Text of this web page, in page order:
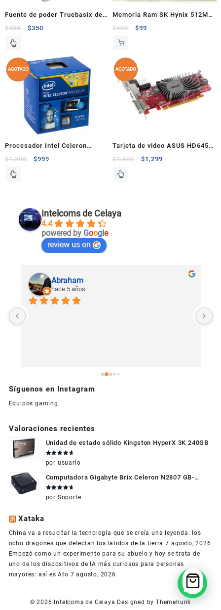
Fuente de poder Truebasix de
480W
$450 $350
Memoria Ram SK Hynix 512MB
DDR2 533MHZ Para Laptop
$400 $99
Procesador Intel Celeron
G1820 Dual Core 2.7Ghz 2MB
1150 4ta. generación
$1,200 $999
Tarjeta de video ASUS HD6450
1GB
$1,600 $1,299
Intelcoms de Celaya
4.4
powered by Googl e
review us on
Abraham
hace 5 años
Síguenos en Instagram
Equipos gaming
Valoraciones recientes
Unidad de estado sólido Kingston HyperX 3K 240GB
Valorado
en5 de 5
por usuario
Computadora Gigabyte Brix Celeron N2807 GB-
BXBT-2807 + WIFI + RAM de 4GB + HDD 500gb +
Windows 10
Valorado
en5 de 5
por Soporte
Xataka
China va a resucitar la tecnología que se creía una leyenda: los
ocho dragones que detectan los latidos de la tierra 7 agosto, 2026
Empezó como un experimento para su abuelo y hoy se trata de
uno de los dispositivos de IA más curiosos para personas
mayores: así es Ato 7 agosto, 2026
© 2026 Intelcoms de Celaya Designed by Themehunk